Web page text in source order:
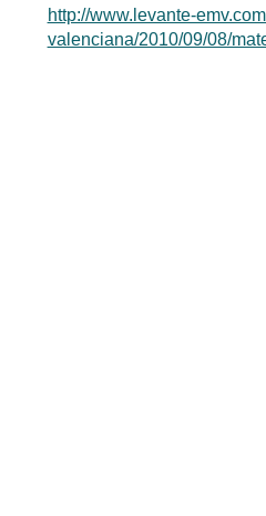
http://www.levante-
valenciana/2010/09/08/